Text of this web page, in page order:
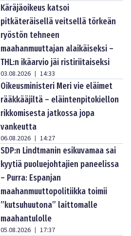
Käräjäoikeus katsoi
pitkäteräisellä veitsellä törkeän
ryöstön tehneen
maahanmuuttajan alaikäiseksi –
THL:n ikäarvio jäi ristiriitaiseksi
03.08.2026 | 14:33
Oikeusministeri Meri vie eläimet
rääkkääjiltä – eläintenpitokiellon
rikkomisesta jatkossa jopa
vankeutta
06.08.2026 | 14:27
SDP:n Lindtmanin esikuvamaa sai
kyytiä puoluejohtajien paneelissa
– Purra: Espanjan
maahanmuuttopolitiikka toimii
”kutsuhuutona” laittomalle
maahantulolle
05.08.2026 | 17:37